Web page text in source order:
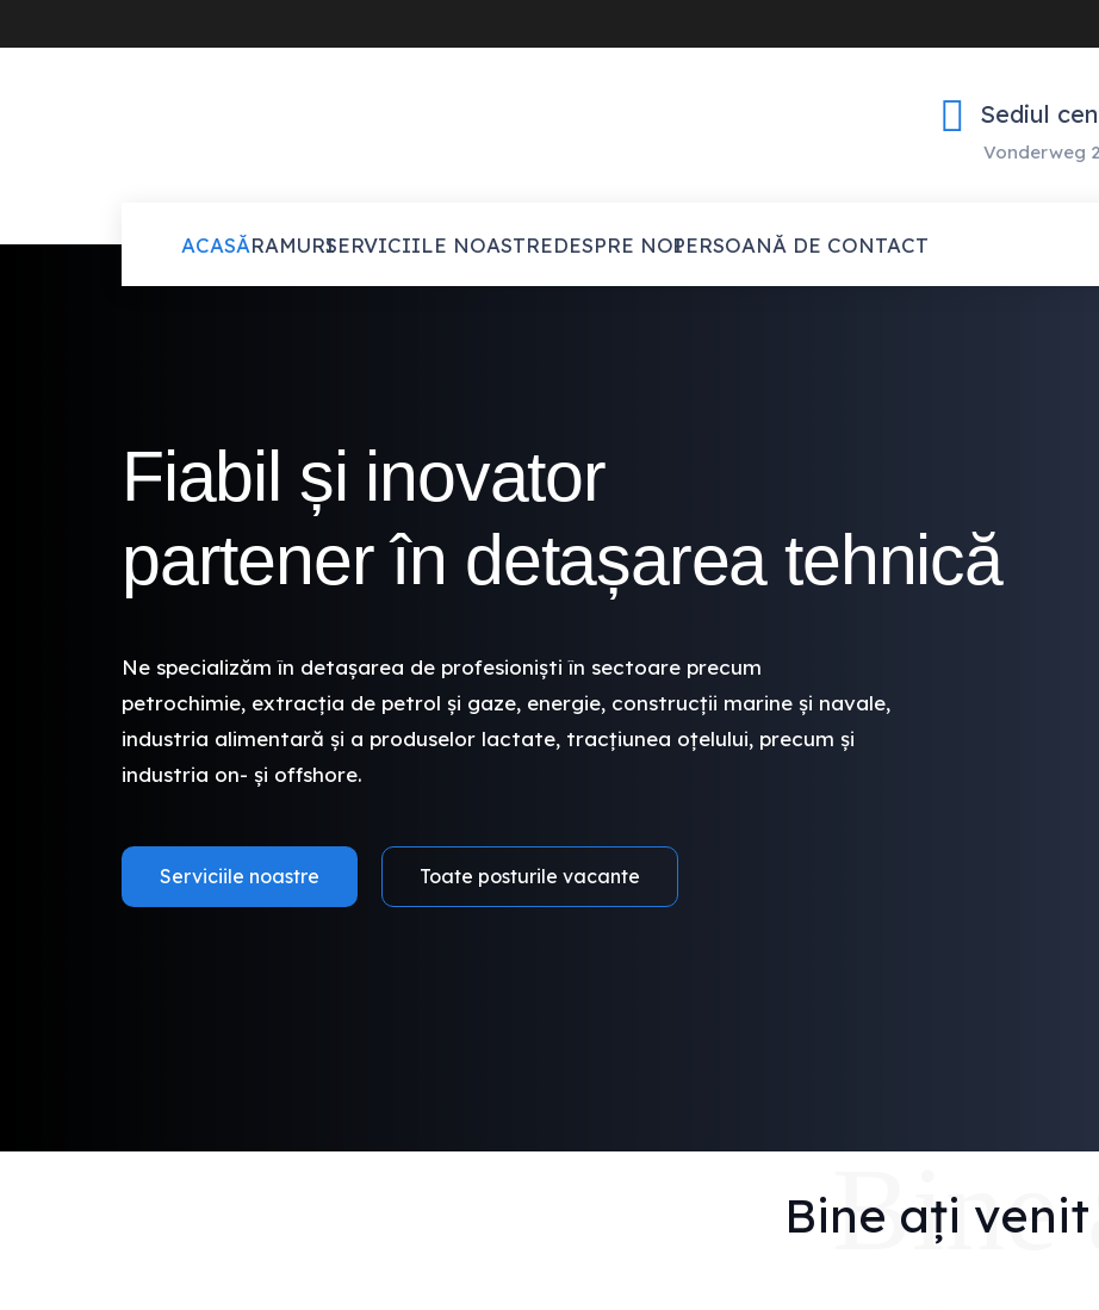
Sediul
Vonderweg
ACASĂRAMURISERVICIILE NOASTREDESPRE NOIPERSOANĂ DE CONTACT
Fiabil și inovator
partener în detașarea tehnică
Ne specializăm în detașarea de profesioniști în sectoare precum
petrochimie, extracția de petrol și gaze, energie, construcții marine și navale,
industria alimentară și a produselor lactate, tracțiunea oțelului, precum și
industria on- și offshore.
Serviciile noastre Toate posturile vacante
Bine
Bine ați